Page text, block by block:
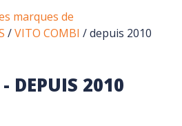
marques de
/VITO COMBI / depuis 2010
DEPUIS 2010